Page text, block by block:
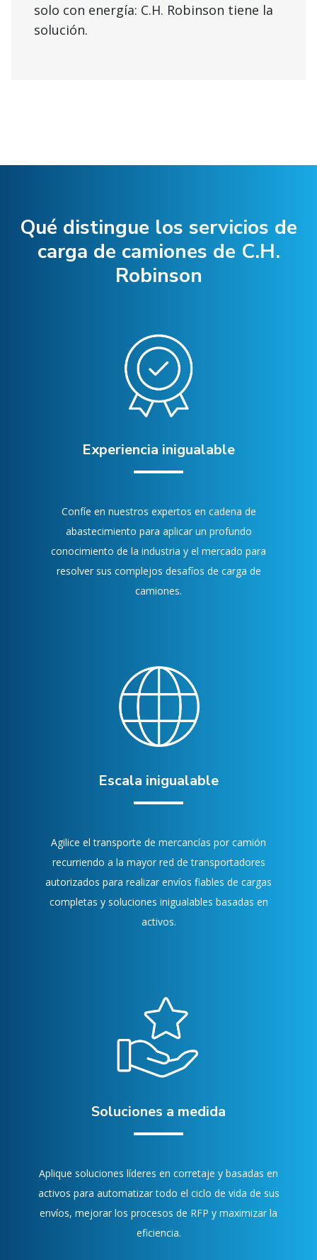
solo con energía: C.H. Robinson tiene la
solución.
Qué distingue los servicios de
carga de camiones de C.H.
Robinson
Experiencia inigualable
Confíe en nuestros expertos en cadena de
abastecimiento para aplicar un profundo
conocimiento de la industria y el mercado para
resolver sus complejos desafíos de carga de
camiones.
Escala inigualable
Agilice el transporte de mercancías por camión
recurriendo a la mayor red de transportadores
autorizados para realizar envíos fiables de cargas
completas y soluciones inigualables basadas en
activos.
Soluciones a medida
Aplique soluciones líderes en corretaje y basadas en
activos para automatizar todo el ciclo de vida de sus
envíos, mejorar los procesos de RFP y maximizar la
eficiencia.